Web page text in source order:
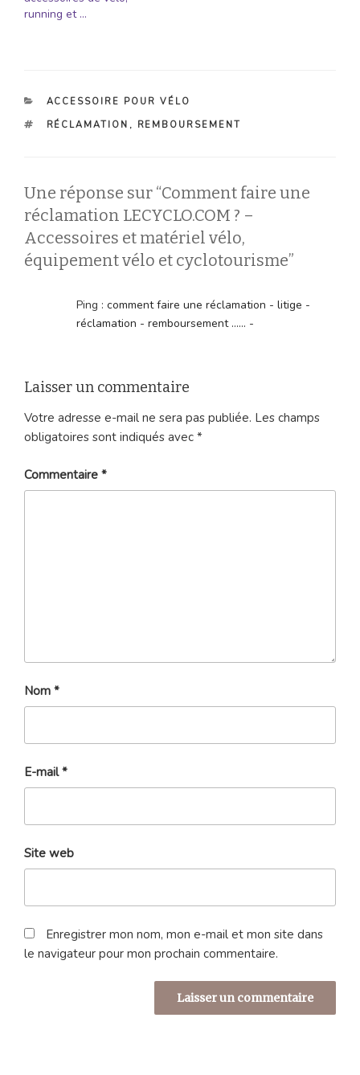
running et …
CATÉGORIES
ACCESSOIRE POUR VÉLO
ÉTIQUETTES
RÉCLAMATION , REMBOURSEMENT
Une réponse sur “Comment faire une
réclamation LECYCLO.COM ? –
Accessoires et matériel vélo,
équipement vélo et cyclotourisme”
Ping : comment faire une réclamation - litige -
réclamation - remboursement ...... -
Laisser un commentaire
Votre adresse e-mail ne sera pas publiée. Les champs
obligatoires sont indiqués avec *
Commentaire *
Nom *
E-mail*
Site web
Enregistrer mon nom, mon e-mail et mon site dans
le navigateur pour mon prochain commentaire.